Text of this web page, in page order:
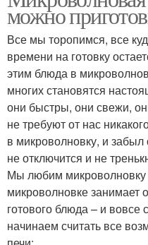
можно
Все мы торопимся, все
времени на готовку
этим блюда в
многих становятся
они быстры, они свежи,
не требуют от нас
в микроволновку, и
не отключится и не
Мы любим микроволновку
микроволновке занимает
готового блюда – и
начинаем считать все